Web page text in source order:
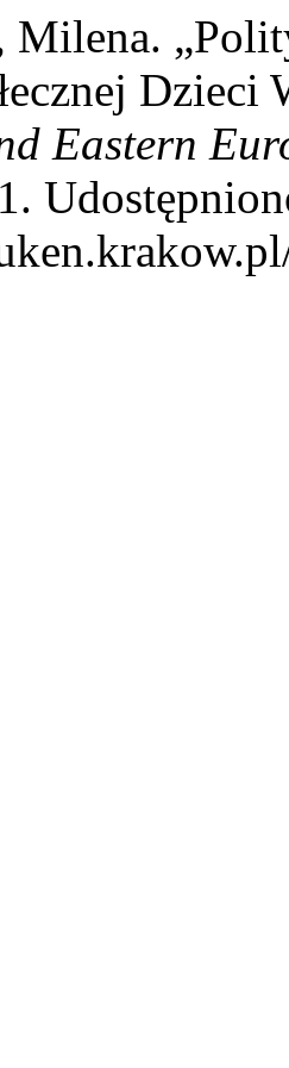
Milena.
Eastern